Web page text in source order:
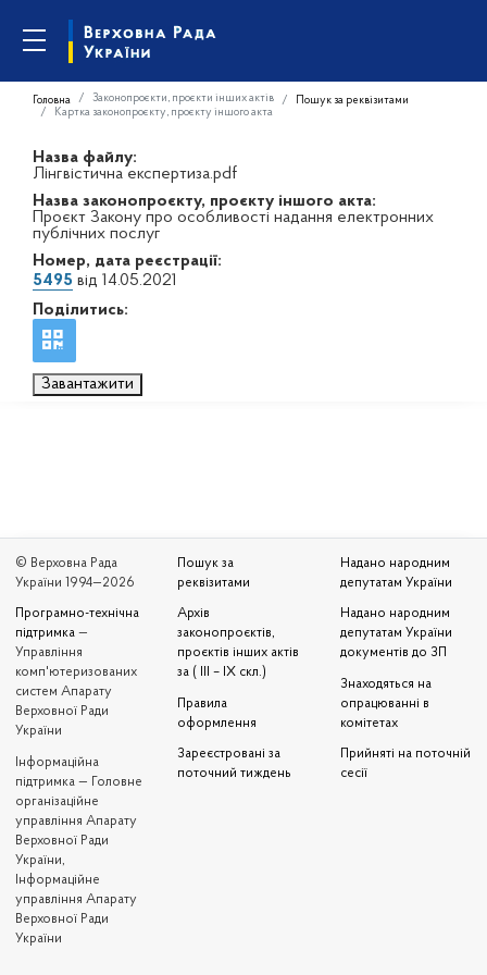
Головна Законопроєкти, проєкти інших актів
Пошук за реквізитами
Картка законопроєкту, проєкту іншого акта
Назва файлу:
Лінгвістична експертиза.pdf
Назва законопроєкту, проєкту іншого акта:
Проєкт Закону про особливості надання електронних
публічних послуг
Номер, дата реєстрації:
5495 від 14.05.2021
Поділитись:
Завантажити
© Верховна Рада
України 1994—2026
Програмно-технічна
підтримка —
Управління
комп'ютеризованих
систем Апарату
Верховної Ради
України
Iнформаційна
підтримка — Головне
організаційне
управління Апарату
Верховної Ради
України,
Інформаційне
управління Апарату
Верховної Ради
України
Пошук за
реквізитами
Архів
законопроєктів,
проєктів інших актів
за ( III – IX скл.)
Правила
оформлення
Зареєстровані за
поточний тиждень
Надано народним
депутатам України
Надано народним
депутатам України
документів до ЗП
Знаходяться на
опрацюванні в
комітетах
Прийняті на поточній
сесії